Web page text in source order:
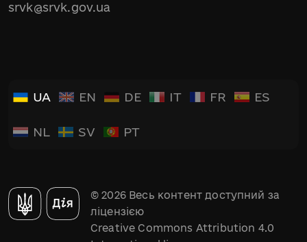
srvk@srvk.gov.ua
UA EN DE IT FR ES
NL SV PT
© 2026 Весь контент доступний за
ліцензією
Creative Commons Attribution 4.0